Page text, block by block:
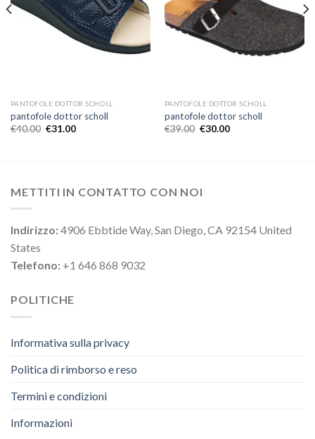
PANTOFOLE DOTTOR SCHOLL
pantofole dottor scholl
€40.00 €31.00
PANTOFOLE DOTTOR SCHOLL
pantofole dottor scholl
€39.00 €30.00
METTITI IN CONTATTO CON NOI
Indirizzo:4906 Ebbtide Way, San Diego, CA 92154 United
States
Telefono: +1 646 868 9032
POLITICHE
Informativa sulla privacy
Politica di rimborso e reso
Termini e condizioni
Informazioni